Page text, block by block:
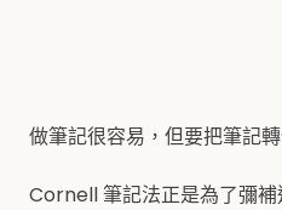
做筆記很容易，但要把筆記
Cornell 筆記法正是為了彌